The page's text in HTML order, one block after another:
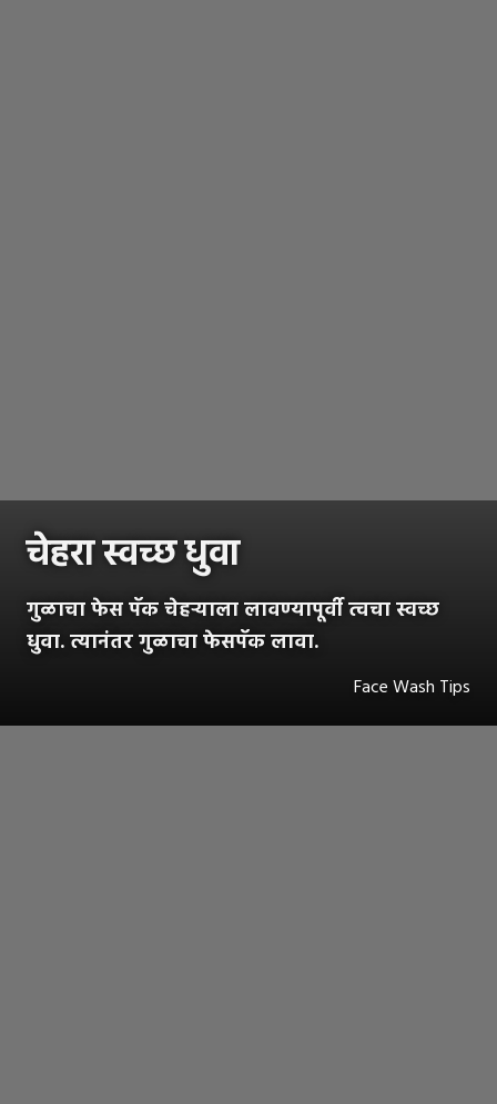
चेहरा स्वच्छ धुवा
गुळाचा फेस पॅक चेहऱ्याला लावण्यापूर्वी त्वचा स्वच्छ
धुवा. त्यानंतर गुळाचा फेसपॅक लावा.
Face Wash Tips